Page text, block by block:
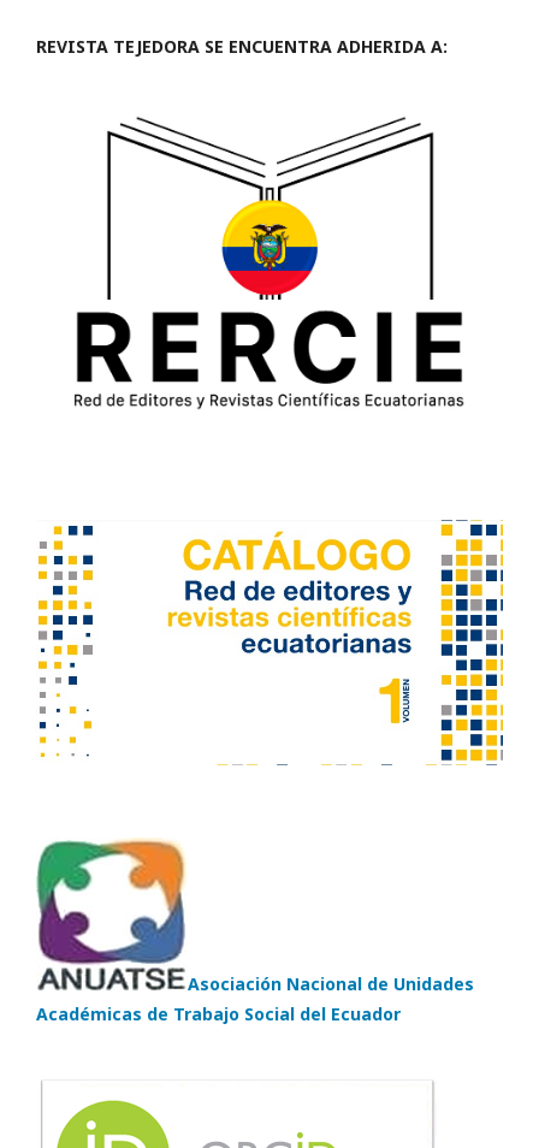
REVISTA TEJEDORA SE ENCUENTRA ADHERIDA A:
Asociación Nacional de Unidades
Académicas de Trabajo Social del Ecuador